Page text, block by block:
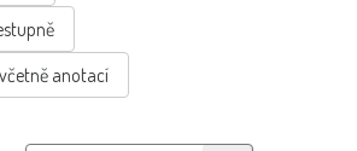
včetně anotací